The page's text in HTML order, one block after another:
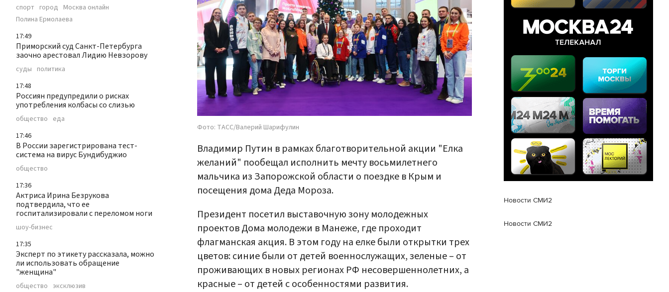
спорт город Москва онлайн
Полина Ермолаева
17:49
Приморский суд Санкт-Петербурга
заочно арестовал Лидию Невзорову
суды политика
17:48
Россиян предупредили о рисках
употребления колбасы со слизью
общество еда
17:46
В России зарегистрирована тест-
система на вирус Бундибуджио
общество
17:36
Актриса Ирина Безрукова
подтвердила, что ее
госпитализировали с переломом ноги
шоу-бизнес
17:35
Эксперт по этикету рассказала, можно
ли использовать обращение
"женщина"
общество эксклюзив
Фото: ТАСС/Валерий Шарифулин
Владимир Путин в рамках благотворительной акции "Елка
желаний" пообещал исполнить мечту восьмилетнего
мальчика из Запорожской области о поездке в Крым и
посещения дома Деда Мороза.
Президент посетил выставочную зону молодежных
проектов Дома молодежи в Манеже, где проходит
флагманская акция. В этом году на елке были открытки трех
цветов: синие были от детей военнослужащих, зеленые – от
проживающих в новых регионах РФ несовершеннолетних, а
красные – от детей с особенностями развития.
Новости СМИ2
Новости СМИ2